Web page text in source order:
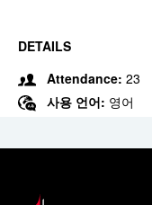
DETAILS
Attendance: 23
사용 언어: 영어